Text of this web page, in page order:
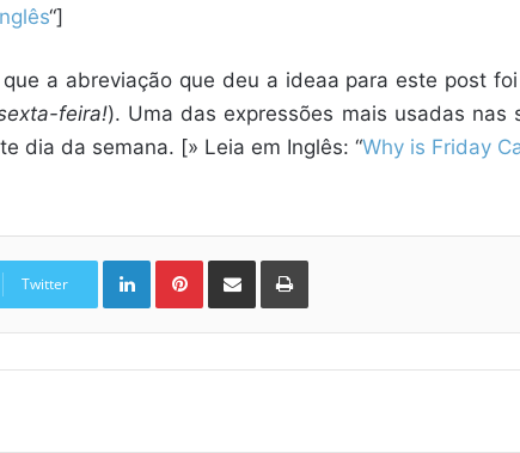
“]
a abreviação que deu a ideaa para este post
feira!). Uma das expressões mais usadas nas
dia da semana. [» Leia em Inglês: “Why is Friday
Twitter
LinkedinPinterest
Compartilhar via e-mail Imprimir